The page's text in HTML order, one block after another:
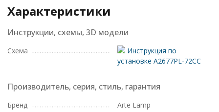
Характеристики
Инструкции, схемы, 3D модели
Схема
Инструкция по
установке A2677PL-72CC
Производитель, серия, стиль, гарантия
Бренд Arte Lamp